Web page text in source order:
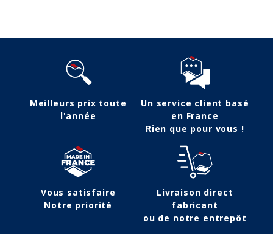
Meilleurs prix toute
l'année
Un service client basé
en France
Rien que pour vous !
Vous satisfaire
Notre priorité
Livraison direct
fabricant
ou de notre entrepôt